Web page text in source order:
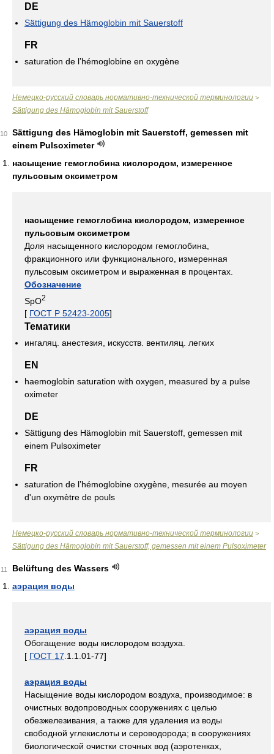
DE
Sättigung des Hämoglobin mit Sauerstoff
FR
saturation de l’hémoglobine en oxygène
Немецко-русский словарь нормативно-технической терминологии >
Sättigung des Hämoglobin mit Sauerstoff
10
Sättigung des Hämoglobin mit Sauerstoff, gemessen mit
einem Pulsoximeter
насыщение гемоглобина кислородом, измеренное
пульсовым оксиметром
насыщение гемоглобина кислородом, измеренное
пульсовым оксиметром
Доля насыщенного кислородом гемоглобина,
фракционного или функционального, измеренная
пульсовым оксиметром и выраженная в процентах.
Обозначение
SpO2
[ ГОСТ Р 52423-2005]
Тематики
ингаляц. анестезия, искусств. вентиляц. легких
EN
haemoglobin saturation with oxygen, measured by a pulse
oximeter
DE
Sättigung des Hämoglobin mit Sauerstoff, gemessen mit
einem Pulsoximeter
FR
saturation de l’hémoglobine oxygène, mesurée au moyen
d'un oxymètre de pouls
Немецко-русский словарь нормативно-технической терминологии >
Sättigung des Hämoglobin mit Sauerstoff, gemessen mit einem Pulsoximeter
11
Belüftung des Wassers
аэрация воды
аэрация воды
Обогащение воды кислородом воздуха.
[ ГОСТ 17.1.1.01-77]
аэрация воды
Насыщение воды кислородом воздуха, производимое: в
очистных водопроводных сооружениях с целью
обезжелезивания, а также для удаления из воды
свободной углекислоты и сероводорода; в сооружениях
биологической очистки сточных вод (аэротенках,